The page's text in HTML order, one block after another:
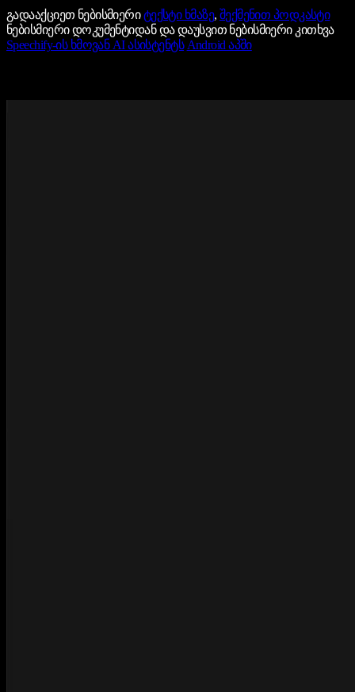
გადააქციეთ ნებისმიერიტექსტი ხმაზე, შექმენით პოდკასტი
ნებისმიერი დოკუმენტიდან და დაუსვით ნებისმიერი კითხვა
Speechify-ის ხმოვან AI ასისტენტს Android აპში